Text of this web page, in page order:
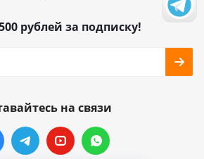
рублей за подписку!
на связи